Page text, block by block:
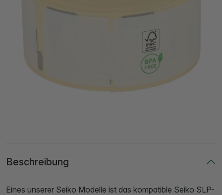
Beschreibung
Eines unserer Seiko Modelle ist das kompatible Seiko SLP-